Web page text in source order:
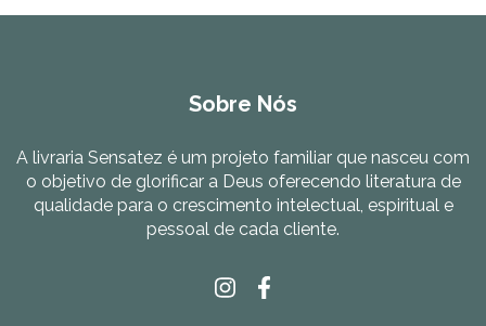
Sobre Nós
A livraria Sensatez é um projeto familiar que nasceu com
o objetivo de glorificar a Deus oferecendo literatura de
qualidade para o crescimento intelectual, espiritual e
pessoal de cada cliente.